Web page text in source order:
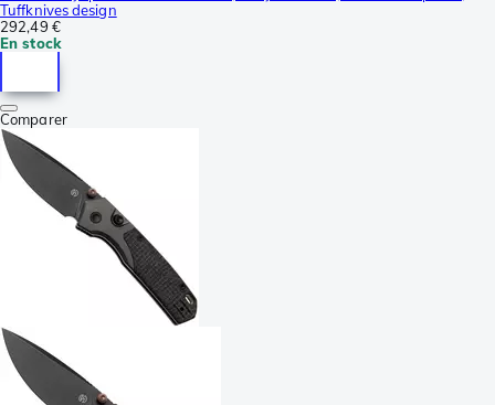
Tuffknives design
292,49 €
En stock
Comparer